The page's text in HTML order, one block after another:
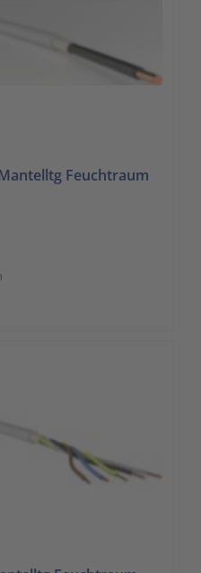
Feuchtraum